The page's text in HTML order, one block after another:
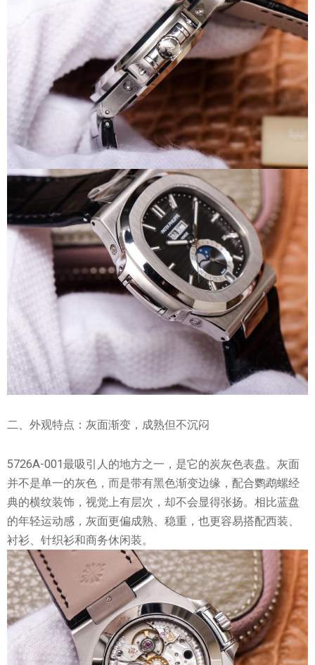
二、外观特点：灰面渐变，成熟但不沉闷
5726A-001最吸引人的地方之一，是它的炭灰色表盘。灰面
并不是单一的灰色，而是带有黑色渐变边缘，配合鹦鹉螺经
典的横纹装饰，视觉上有层次，却不会显得张扬。相比蓝盘
的年轻运动感，灰面更偏成熟、稳重，也更容易搭配西装、
衬衫、针织衫和商务休闲装。